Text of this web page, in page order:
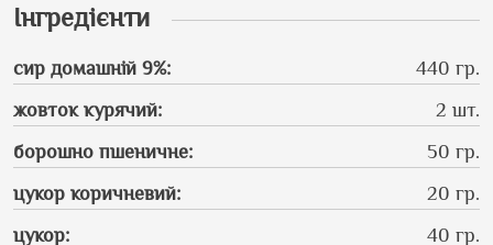
Інгредієнти
сир домашній 9%:
440 гр.
жовток курячий:
2 шт.
борошно пшеничне:
50 гр.
цукор коричневий:
20 гр.
цукор:
40 гр.